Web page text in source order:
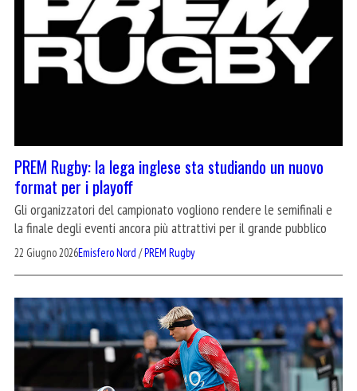
PREM Rugby: la lega inglese sta studiando un nuovo
format per i playoff
Gli organizzatori del campionato vogliono rendere le semifinali e
la finale degli eventi ancora più attrattivi per il grande pubblico
22 Giugno 2026Emisfero Nord /PREM Rugby